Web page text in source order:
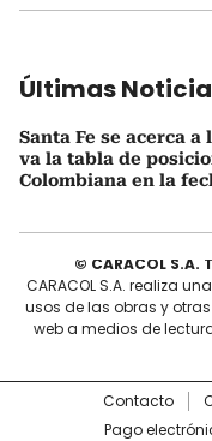
Últimas
Santa Fe se acerca a
va la tabla de
Colombiana en la
© CARACOL
CARACOL S.A. realiza
usos de las obras y
web a medios de
Contacto
Pago